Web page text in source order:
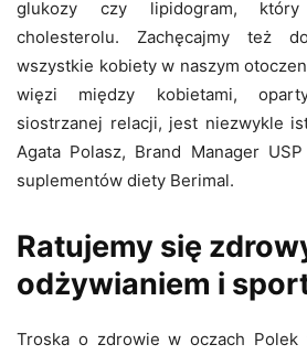
glukozy czy lipidogram, który
cholesterolu. Zachęcajmy też
wszystkie kobiety w naszym
więzi między kobietami,
siostrzanej relacji, jest niezwykle
Agata Polasz, Brand Manager
suplementów diety Berimal.
Ratujemy się
odżywianiem i
Troska o zdrowie w oczach